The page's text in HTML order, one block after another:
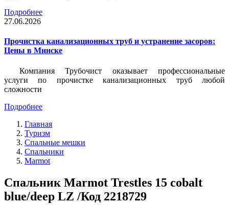
Подробнее
27.06.2026
Прочистка канализационных труб и устранение засоров:
Цены в Минске
Компания Трубочист оказывает профессиональные
услуги по прочистке канализационных труб любой
сложности
Подробнее
Главная
Туризм
Спальные мешки
Спальники
Marmot
Спальник Marmot Trestles 15 cobalt
blue/deep LZ /Код 2218729